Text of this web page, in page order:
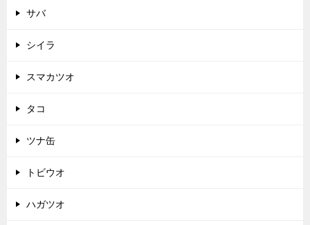
サバ
シイラ
スマカツオ
タコ
ツナ缶
トビウオ
ハガツオ